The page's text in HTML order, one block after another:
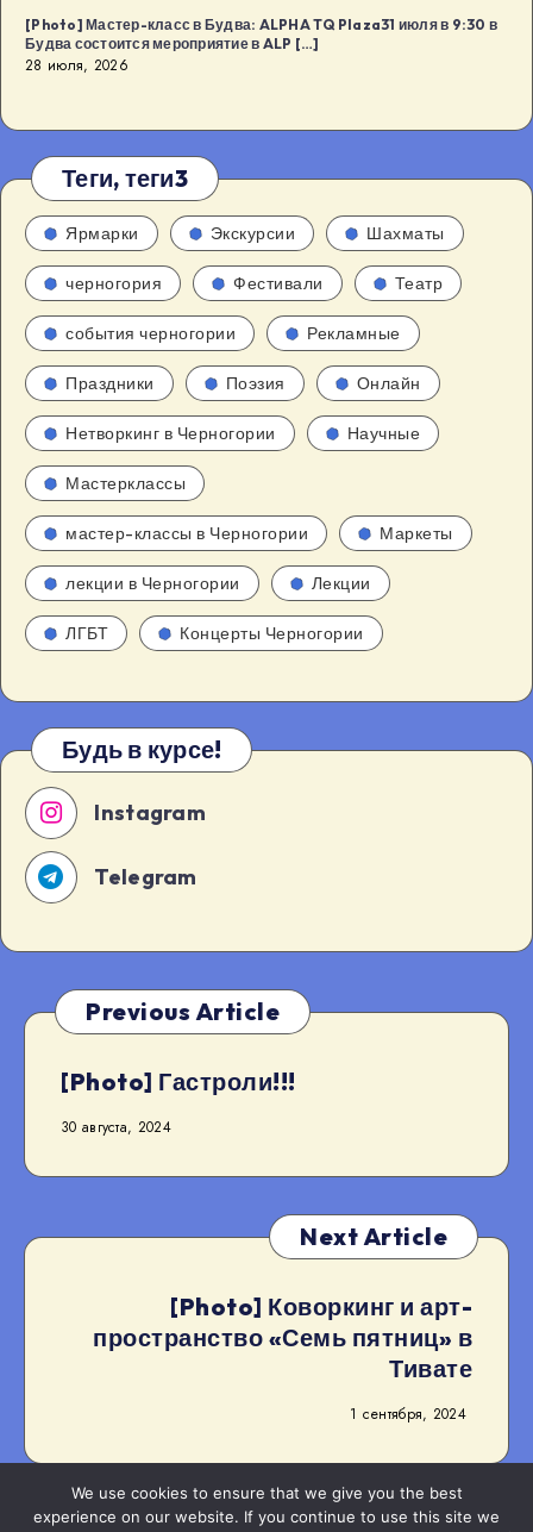
[Photo] Мастер-класс в Будва: ALPHA TQ Plaza31 июля в 9:30 в
Будва состоится мероприятие в ALP […]
28 июля, 2026
Теги, теги3
Ярмарки Экскурсии Шахматы
черногория Фестивали Театр
события черногории Рекламные
Праздники Поэзия Онлайн
Нетворкинг в Черногории Научные
Мастерклассы
мастер-классы в Черногории Маркеты
лекции в Черногории Лекции
ЛГБТ Концерты Черногории
Будь в курсе!
Instagram
Telegram
Previous Article
[Photo] Гастроли!!!
30 августа, 2024
Next Article
[Photo] Коворкинг и арт-
пространство «Семь пятниц» в
Тивате
1 сентября, 2024
We use cookies to ensure that we give you the best
experience on our website. If you continue to use this site we